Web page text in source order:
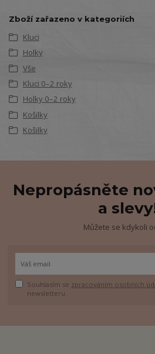
Zboží zařazeno v kategoriích
Kluci
Holky
Vše
Kluci 0–2 roky
Holky 0–2 roky
Košilky
Košilky
Nepropásněte
a
Můžete se kdykoli
Souhlasím se zpracováním osobních
newsletteru.